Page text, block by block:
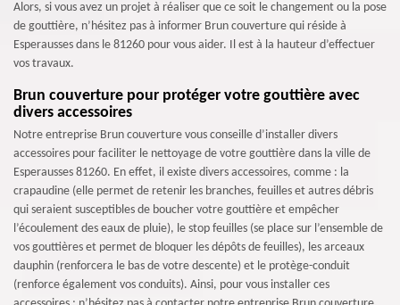
Alors, si vous avez un projet à réaliser que ce soit le changement ou la pose
de gouttière, n’hésitez pas à informer Brun couverture qui réside à
Esperausses dans le 81260 pour vous aider. Il est à la hauteur d’effectuer
vos travaux.
Brun couverture pour protéger votre gouttière avec
divers accessoires
Notre entreprise Brun couverture vous conseille d’installer divers
accessoires pour faciliter le nettoyage de votre gouttière dans la ville de
Esperausses 81260. En effet, il existe divers accessoires, comme : la
crapaudine (elle permet de retenir les branches, feuilles et autres débris
qui seraient susceptibles de boucher votre gouttière et empêcher
l’écoulement des eaux de pluie), le stop feuilles (se place sur l’ensemble de
vos gouttières et permet de bloquer les dépôts de feuilles), les arceaux
dauphin (renforcera le bas de votre descente) et le protège-conduit
(renforce également vos conduits). Ainsi, pour vous installer ces